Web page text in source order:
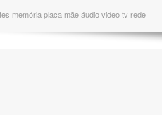
memória placa mãe áudio video tv rede